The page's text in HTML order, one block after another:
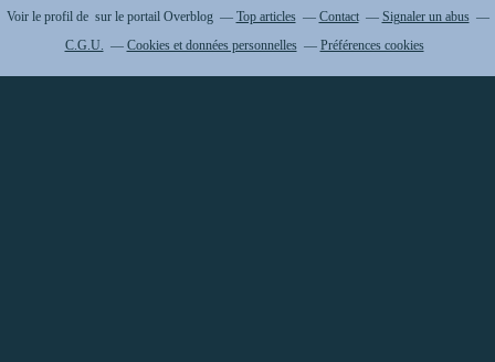
Voir le profil de sur le portail Overblog Top articles Contact
Signaler un abus
C.G.U.
Cookies et données personnelles Préférences cookies